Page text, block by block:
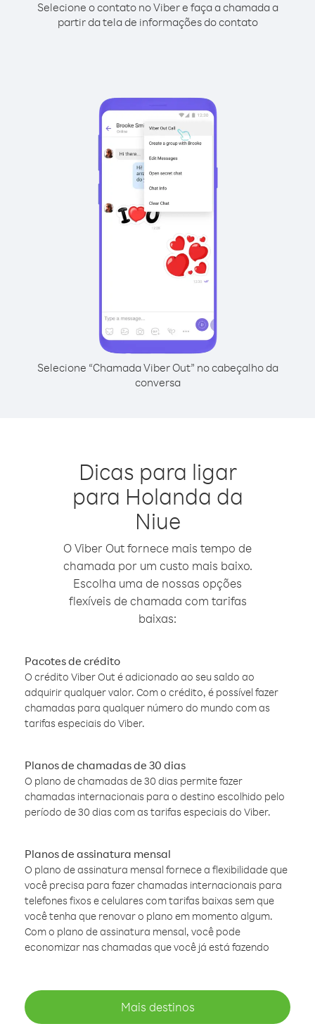
Selecione o contato no Viber e faça a chamada a
partir da tela de informações do contato
Selecione “Chamada Viber Out” no cabeçalho da
conversa
Dicas para ligar
para Holanda da
Niue
O Viber Out fornece mais tempo de
chamada por um custo mais baixo.
Escolha uma de nossas opções
flexíveis de chamada com tarifas
baixas:
Pacotes de crédito
O crédito Viber Out é adicionado ao seu saldo ao
adquirir qualquer valor. Com o crédito, é possível fazer
chamadas para qualquer número do mundo com as
tarifas especiais do Viber.
Planos de chamadas de 30 dias
O plano de chamadas de 30 dias permite fazer
chamadas internacionais para o destino escolhido pelo
período de 30 dias com as tarifas especiais do Viber.
Planos de assinatura mensal
O plano de assinatura mensal fornece a flexibilidade que
você precisa para fazer chamadas internacionais para
telefones fixos e celulares com tarifas baixas sem que
você tenha que renovar o plano em momento algum.
Com o plano de assinatura mensal, você pode
economizar nas chamadas que você já está fazendo
Mais destinos